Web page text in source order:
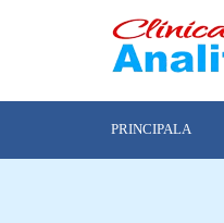
PRINCIPALA